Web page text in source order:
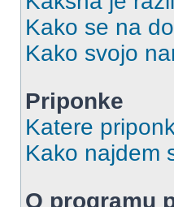
Kako se na
Kako svojo
Priponke
Katere
Kako najdem
O programu